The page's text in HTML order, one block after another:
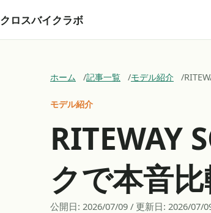
クロスバイクラボ
ホーム 記事一覧 モデル紹介
モデル紹介
RITEWAY
クで本音
公開日: 2026/07/09 / 更新日: 2026/07/